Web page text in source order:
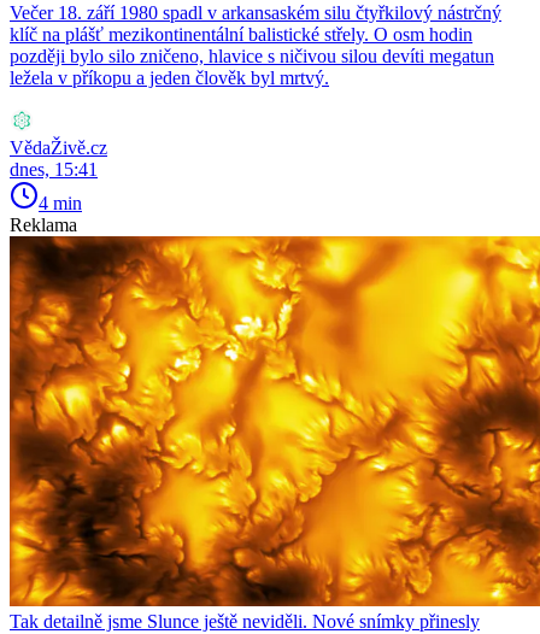
Večer 18. září 1980 spadl v arkansaském silu čtyřkilový nástrčný
klíč na plášť mezikontinentální balistické střely. O osm hodin
později bylo silo zničeno, hlavice s ničivou silou devíti megatun
ležela v příkopu a jeden člověk byl mrtvý.
VědaŽivě.cz
dnes, 15:41
4 min
Reklama
Tak detailně jsme Slunce ještě neviděli. Nové snímky přinesly